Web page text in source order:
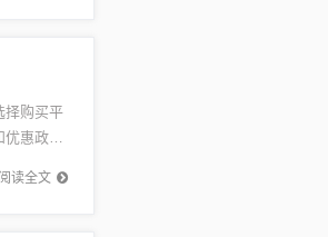
择购买平
优惠政
门票价
阅读全文